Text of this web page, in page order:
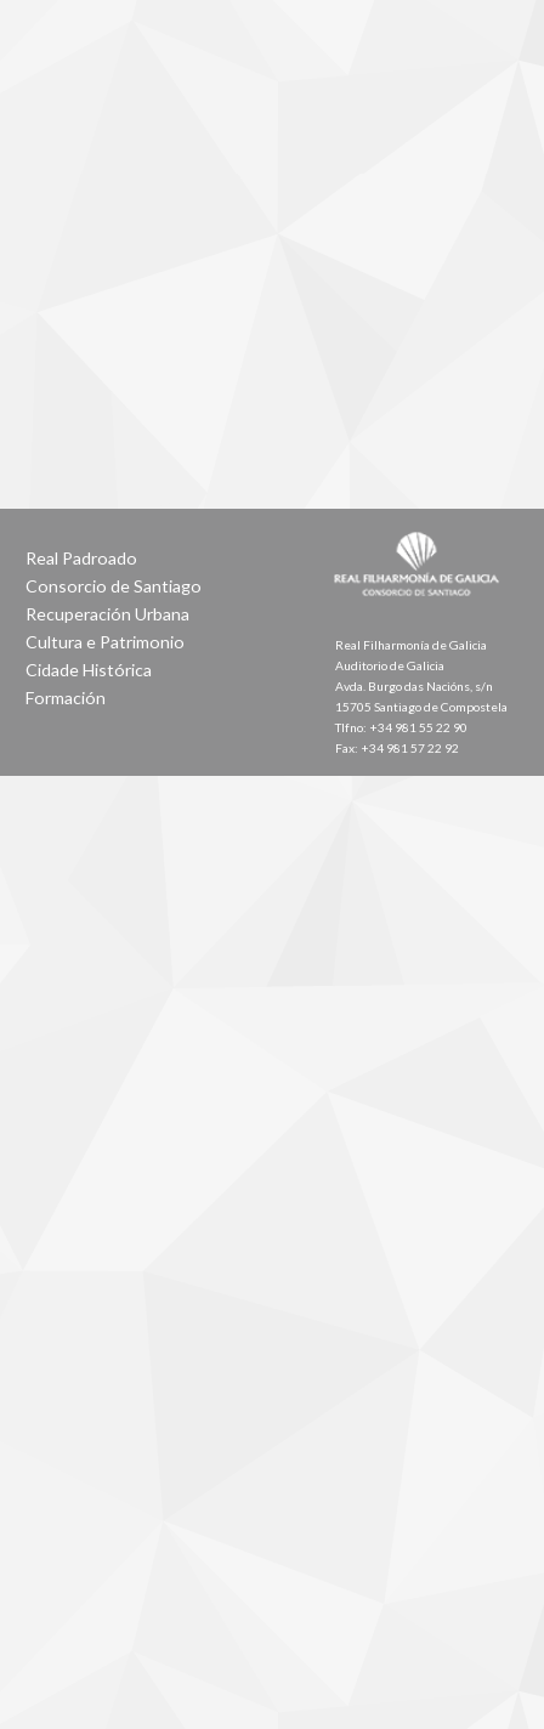
Real Padroado
Consorcio de Santiago
Recuperación Urbana
Cultura e Patrimonio
Cidade Histórica
Formación
Real Filharmonía de Galicia
Auditorio de Galicia
Avda. Burgo das Nacións, s/n
15705 Santiago de Compostela
Tlfno: +34 981 55 22 90
Fax: +34 981 57 22 92